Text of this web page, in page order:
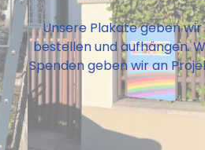
Unsere Plakate geben
bestellen und aufhängen.
Spenden geben wir an